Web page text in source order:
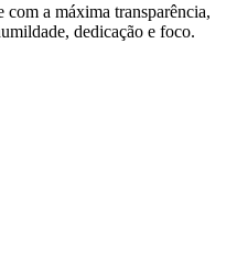
com a máxima transparência,
dedicação e foco.